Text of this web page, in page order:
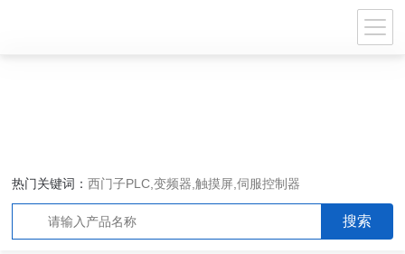
热门关键词：西门子PLC,变频器,触摸屏,伺服控制器